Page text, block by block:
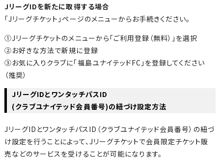
JリーグIDを新たに取得する場合
「Jリーグチケット」ページのメニューからお手続きください。
①Jリーグチケットのメニューから「ご利用登録（無料）」を選択
②お好きな方法で新規に登録
③お気に入りクラブに「福島ユナイテッドFC」を登録してください
（推奨）
JリーグIDとワンタッチパスID
(クラブユナイテッド会員番号)の紐づけ設定方法
JリーグIDとワンタッチパスID（クラブユナイテッド会員番号）の紐づ
け設定を行うことによって、Jリーグチケットで会員限定チケット販
売などのサービスを受けることが可能になります。